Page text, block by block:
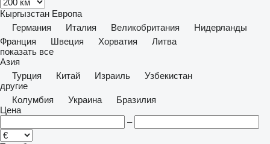
Кыргызстан Европа
Германия
Италия Великобритания
Нидерланды
Франция
Швеция Хорватия
Литва
показать все
Азия
Турция
Китай Израиль
Узбекистан
другие
Колумбия
Украина
Бразилия
Цена
–